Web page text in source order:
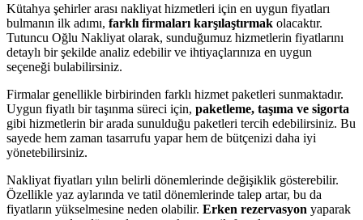
Kütahya şehirler arası nakliyat hizmetleri için en uygun fiyatları
bulmanın ilk adımı, farklı firmaları karşılaştırmak olacaktır.
Tutuncu Oğlu Nakliyat olarak, sunduğumuz hizmetlerin fiyatlarını
detaylı bir şekilde analiz edebilir ve ihtiyaçlarınıza en uygun
seçeneği bulabilirsiniz.
Firmalar genellikle birbirinden farklı hizmet paketleri sunmaktadır.
Uygun fiyatlı bir taşınma süreci için, paketleme, taşıma ve sigorta
gibi hizmetlerin bir arada sunulduğu paketleri tercih edebilirsiniz. Bu
sayede hem zaman tasarrufu yapar hem de bütçenizi daha iyi
yönetebilirsiniz.
Nakliyat fiyatları yılın belirli dönemlerinde değişiklik gösterebilir.
Özellikle yaz aylarında ve tatil dönemlerinde talep artar, bu da
fiyatların yükselmesine neden olabilir. Erken rezervasyon yaparak